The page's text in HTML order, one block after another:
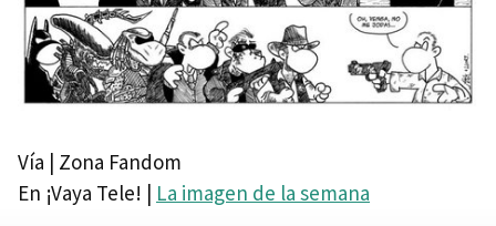
Vía | Zona Fandom
En ¡Vaya Tele! | La imagen de la semana